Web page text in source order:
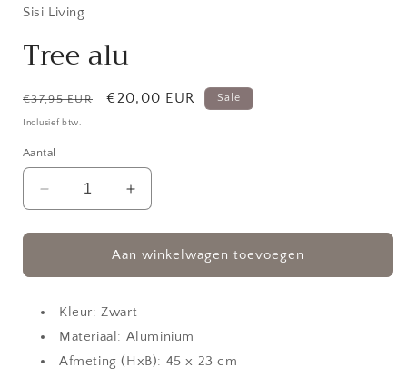
in
Sisi Living
Tree alu
Normale
prijs
€37,95 EUR Aanbiedingsprijs
€20,00 EUR Sale
Inclusief btw.
Aantal
Aantal
verlagen
voor
alu
Aantal
verhogen
voor
Tree
alu
Aan winkelwagen toevoegen
Kleur: Zwart
Materiaal: Aluminium
Afmeting (HxB): 45 x 23 cm